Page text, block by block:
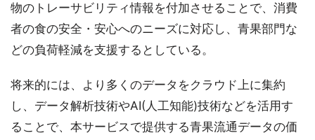
物のトレーサビリティ情報を付加させることで、消費
者の食の安全・安心へのニーズに対応し、青果部門な
どの負荷軽減を支援するとしている。
将来的には、より多くのデータをクラウド上に集約
し、データ解析技術やAI(人工知能)技術などを活用す
ることで、本サービスで提供する青果流通データの価